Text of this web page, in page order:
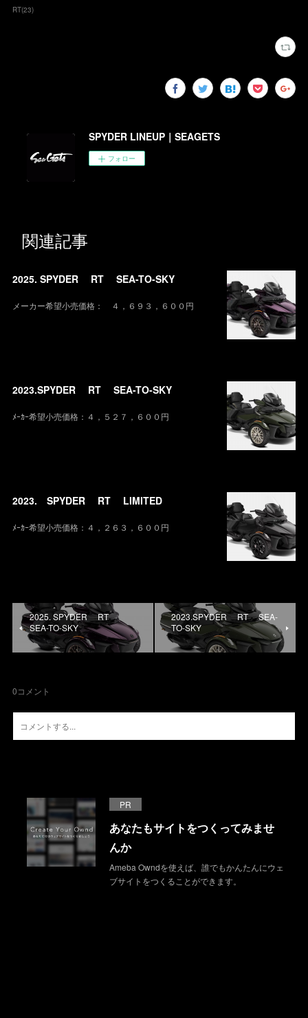
RT(23)
SPYDER LINEUP｜SEAGETS
フォロー
関連記事
2025. SPYDER RT SEA-TO-SKY
メーカー希望小売価格： ４，６９３，６００円
2023.SPYDER RT SEA-TO-SKY
ﾒｰｶｰ希望小売価格：４，５２７，６００円
2023. SPYDER RT LIMITED
ﾒｰｶｰ希望小売価格：４，２６３，６００円
2025. SPYDER RT
SEA-TO-SKY
2023.SPYDER RT SEA-
TO-SKY
0コメント
PR
あなたもサイトをつくってみませ
んか
Ameba Owndを使えば、誰でもかんたんにウェ
ブサイトをつくることができます。